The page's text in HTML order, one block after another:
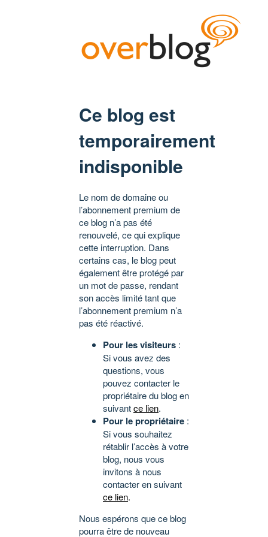
Ce blog est
temporairement
indisponible
Le nom de domaine ou
l’abonnement premium de
ce blog n’a pas été
renouvelé, ce qui explique
cette interruption. Dans
certains cas, le blog peut
également être protégé par
un mot de passe, rendant
son accès limité tant que
l’abonnement premium n’a
pas été réactivé.
Pour les visiteurs :
Si vous avez des
questions, vous
pouvez contacter le
propriétaire du blog en
suivantce lien.
Pour le propriétaire :
Si vous souhaitez
rétablir l’accès à votre
blog, nous vous
invitons à nous
contacter en suivant
ce lien.
Nous espérons que ce blog
pourra être de nouveau